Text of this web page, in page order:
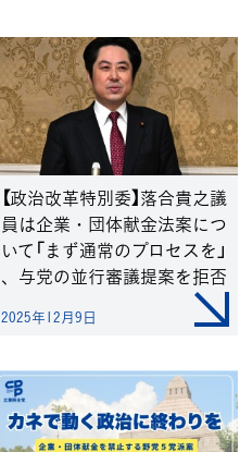
【政治改革特別委】落合貴之議
員は企業・団体献金法案につ
いて「まず通常のプロセスを」
、与党の並行審議提案を拒否
2025年12月9日